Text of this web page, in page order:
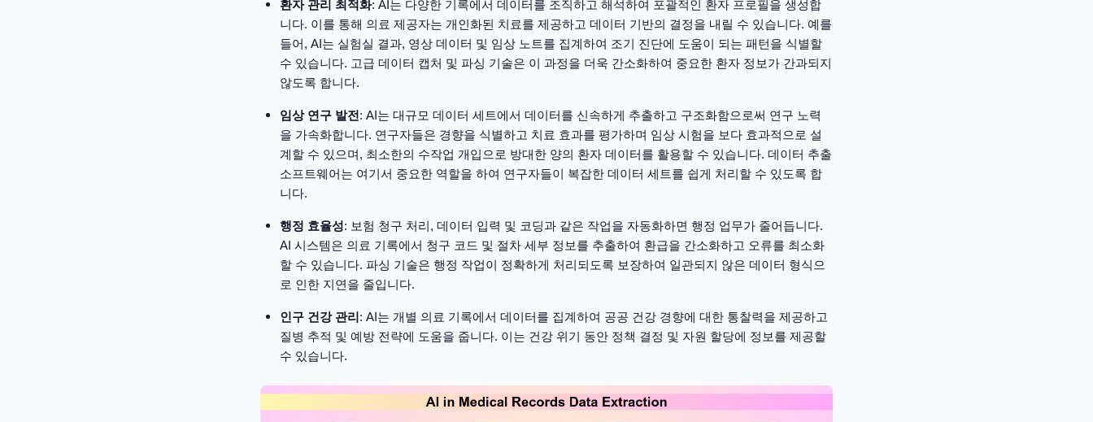
환자 관리 최적화: AI는 다양한 기록에서 데이터를 조직하고 해석하여 포괄적인 환자 프로필을 생성합
니다. 이를 통해 의료 제공자는 개인화된 치료를 제공하고 데이터 기반의 결정을 내릴 수 있습니다. 예를
들어, AI는 실험실 결과, 영상 데이터 및 임상 노트를 집계하여 조기 진단에 도움이 되는 패턴을 식별할
수 있습니다. 고급 데이터 캡처 및 파싱 기술은 이 과정을 더욱 간소화하여 중요한 환자 정보가 간과되지
않도록 합니다.
임상 연구 발전: AI는 대규모 데이터 세트에서 데이터를 신속하게 추출하고 구조화함으로써 연구 노력
을 가속화합니다. 연구자들은 경향을 식별하고 치료 효과를 평가하며 임상 시험을 보다 효과적으로 설
계할 수 있으며, 최소한의 수작업 개입으로 방대한 양의 환자 데이터를 활용할 수 있습니다. 데이터 추출
소프트웨어는 여기서 중요한 역할을 하여 연구자들이 복잡한 데이터 세트를 쉽게 처리할 수 있도록 합
니다.
행정 효율성: 보험 청구 처리, 데이터 입력 및 코딩과 같은 작업을 자동화하면 행정 업무가 줄어듭니다.
AI 시스템은 의료 기록에서 청구 코드 및 절차 세부 정보를 추출하여 환급을 간소화하고 오류를 최소화
할 수 있습니다. 파싱 기술은 행정 작업이 정확하게 처리되도록 보장하여 일관되지 않은 데이터 형식으
로 인한 지연을 줄입니다.
인구 건강 관리: AI는 개별 의료 기록에서 데이터를 집계하여 공공 건강 경향에 대한 통찰력을 제공하고
질병 추적 및 예방 전략에 도움을 줍니다. 이는 건강 위기 동안 정책 결정 및 자원 할당에 정보를 제공할
수 있습니다.